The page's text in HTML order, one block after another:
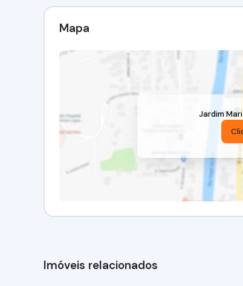
Mapa
Jardim
Imóveis relacionados